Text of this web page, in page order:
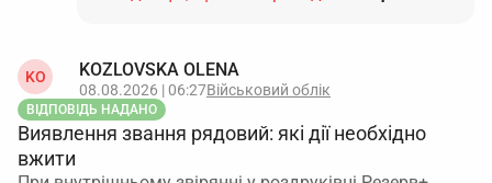
KO KOZLOVSKA OLENA
08.08.2026 | 06:27Військовий облік
ВІДПОВІДЬ НАДАНО
Виявлення звання рядовий: які дії необхідно
вжити